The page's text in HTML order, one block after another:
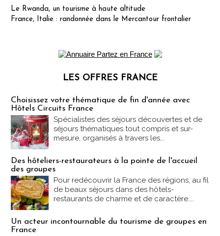
Le Rwanda, un tourisme à haute altitude
France, Italie : randonnée dans le Mercantour frontalier
LES OFFRES FRANCE
Choisissez votre thématique de fin d'année avec
Hôtels Circuits France
Spécialistes des séjours découvertes et de
séjours thématiques tout compris et sur-
mesure, organisés à travers les...
Des hôteliers-restaurateurs à la pointe de l'accueil
des groupes
Pour redécouvrir la France des régions, au fil
de beaux séjours dans des hôtels-
restaurants de charme et de caractère....
Un acteur incontournable du tourisme de groupes en
France